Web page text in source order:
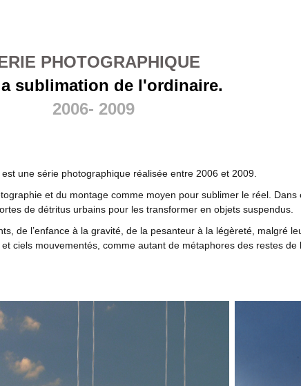
PHOTOGRAPHIQUE
sublimation de l'ordinaire.
2006- 2009
une série photographique réalisée entre 2006 et 2009.
et du montage comme moyen pour sublimer le réel. Dans
de détritus urbains pour les transformer en objets suspendus.
de l’enfance à la gravité, de la pesanteur à la légèreté, malgré
ciels mouvementés, comme autant de métaphores des restes de